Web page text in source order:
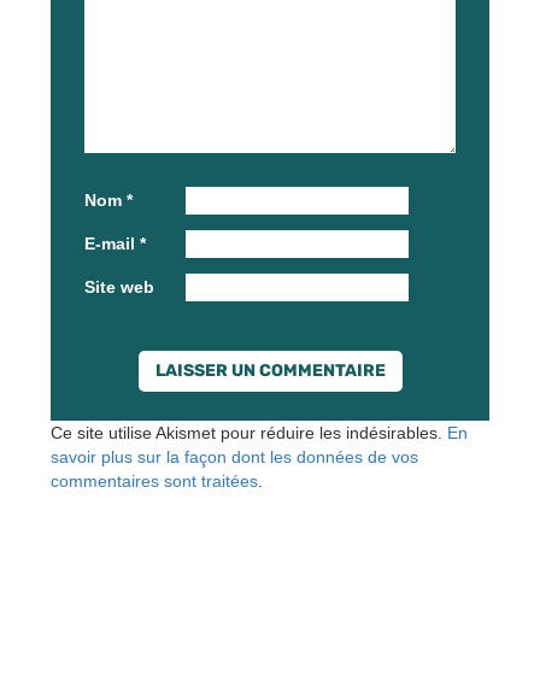
Nom *
E-mail *
Site web
Ce site utilise Akismet pour réduire les indésirables. En
savoir plus sur la façon dont les données de vos
commentaires sont traitées